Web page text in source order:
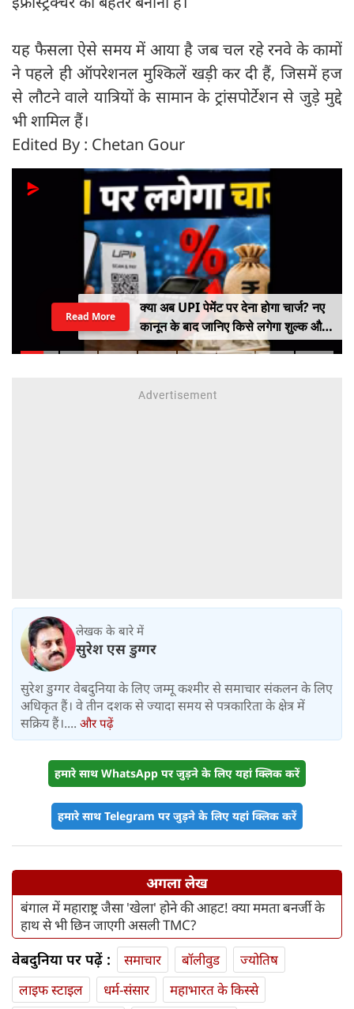
यह फैसला ऐसे समय में आया है जब चल रहे रनवे के कामों
ने पहले ही ऑपरेशनल मुश्किलें खड़ी कर दी हैं, जिसमें हज
से लौटने वाले यात्रियों के सामान के ट्रांसपोर्टेशन से जुड़े मुद्दे
भी शामिल हैं।
Edited By : Chetan Gour
क्या अब UPI पेमेंट पर देना होगा चार्ज? नए
कानून के बाद जानिए किसे लगेगा शुल्क और
किसे नहीं
Read More
लेखक के बारे में
सुरेश एस डुग्गर
सुरेश डुग्गर वेबदुनिया के लिए जम्मू कश्मीर से समाचार संकलन के लिए
अधिकृत हैं। वे तीन दशक से ज्यादा समय से पत्रकारिता के क्षेत्र में
सक्रिय हैं।.... और पढ़ें
हमारे साथ WhatsApp पर जुड़ने के लिए यहां क्लिक करें
हमारे साथ Telegram पर जुड़ने के लिए यहां क्लिक करें
अगला लेख
बंगाल में महाराष्ट्र जैसा 'खेला' होने की आहट! क्या ममता बनर्जी के
हाथ से भी छिन जाएगी असली TMC?
वेबदुनिया पर पढ़ें : समाचार बॉलीवुड
ज्योतिष
लाइफ स्‍टाइल
धर्म-संसार
महाभारत के किस्से